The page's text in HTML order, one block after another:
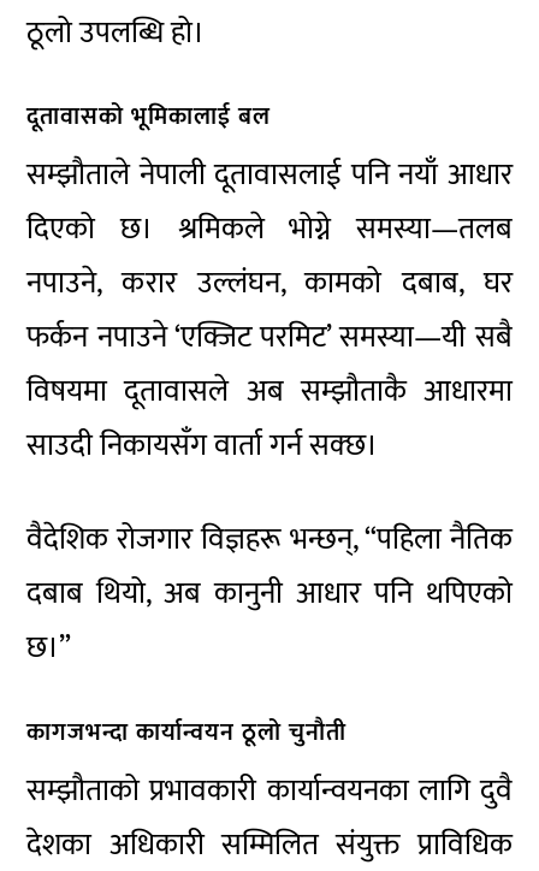
ठूलो उपलब्धि हो।
दूतावासको भूमिकालाई बल
सम्झौताले नेपाली दूतावासलाई पनि नयाँ आधार
दिएको छ। श्रमिकले भोग्ने समस्या—तलब
नपाउने, करार उल्लंघन, कामको दबाब, घर
फर्कन नपाउने ‘एक्जिट परमिट’ समस्या—यी सबै
विषयमा दूतावासले अब सम्झौताकै आधारमा
साउदी निकायसँग वार्ता गर्न सक्छ।
वैदेशिक रोजगार विज्ञहरू भन्छन्, “पहिला नैतिक
दबाब थियो, अब कानुनी आधार पनि थपिएको
छ।”
कागजभन्दा कार्यान्वयन ठूलो चुनौती
सम्झौताको प्रभावकारी कार्यान्वयनका लागि दुवै
देशका अधिकारी सम्मिलित संयुक्त प्राविधिक